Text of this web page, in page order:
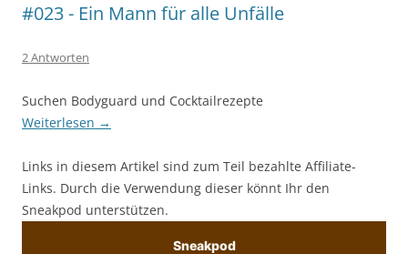
#023 - Ein Mann für alle Unfälle
2 Antworten
Suchen Bodyguard und Cocktailrezepte
Weiterlesen →
Links in diesem Artikel sind zum Teil bezahlte Affiliate-
Links. Durch die Verwendung dieser könnt Ihr den
Sneakpod unterstützen.